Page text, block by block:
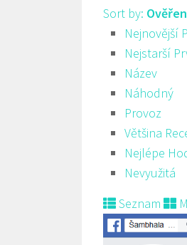
Sort by:
Nejnovější
Nejstarší
Název
Náhodný
Provoz
Většina
Nejlépe
Nevyužitá
Seznam